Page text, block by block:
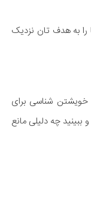
به هدف تان نزدیک
خویشتن شناسی برای
ببینید چه دلیلی مانع